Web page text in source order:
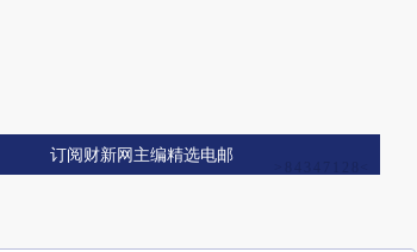
订阅财新网主编精选电邮